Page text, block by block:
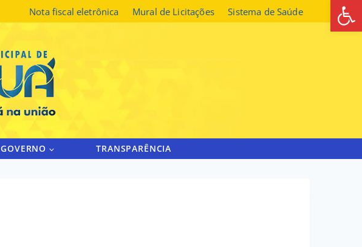
Nota fiscal eletrônica Mural de Licitações Sistema de Saúde
GOVERNO TRANSPARÊNCIA